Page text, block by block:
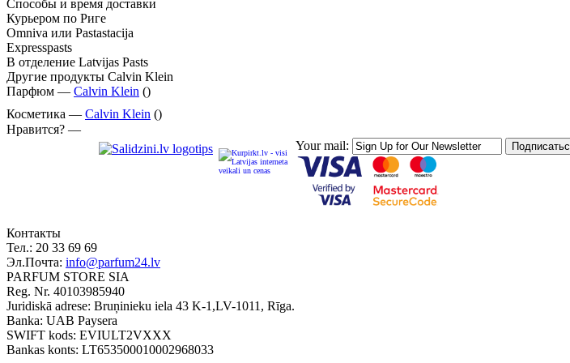
Способы и время доставки
Курьером по Риге
Omniva или Pastastacija
Expresspasts
В отделение Latvijas Pasts
Другие продукты Calvin Klein
Парфюм — Calvin Klein ()
Косметика — Calvin Klein ()
Нравится? —
Your mail:
Контакты
Тел.: 20 33 69 69
Эл.Почта: info@parfum24.lv
PARFUM STORE SIA
Reg. Nr. 40103985940
Juridiskā adrese: Bruņinieku iela 43 K-1,LV-1011, Rīga.
Banka: UAB Paysera
SWIFT kods: EVIULT2VXXX
Bankas konts: LT653500010002968033